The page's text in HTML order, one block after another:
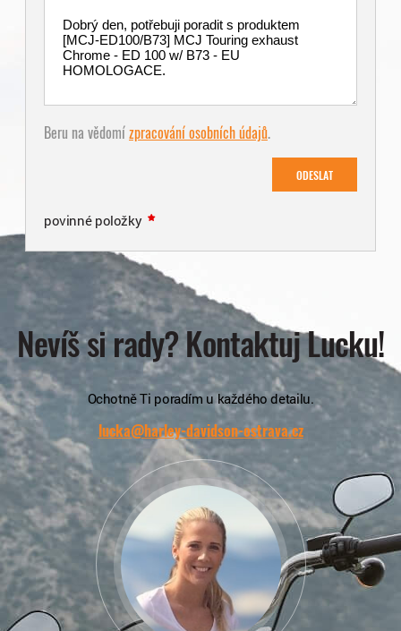
Beru na vědomízpracování osobních údajů.
ODESLAT
povinné položky
Nevíš si rady? Kontaktuj Lucku!
Ochotně Ti poradím u každého detailu.
lucka@harley-davidson-ostrava.cz